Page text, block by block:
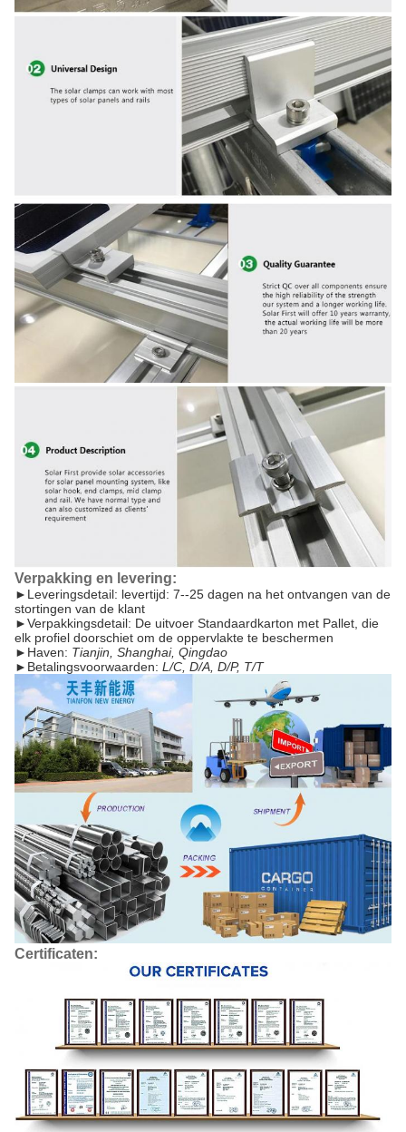
Verpakking en levering:
► Leveringsdetail: levertijd: 7--25 dagen na het ontvangen van de
stortingen van de klant
►Verpakkingsdetail: De uitvoer Standaardkarton met Pallet, die
elk profiel doorschiet om de oppervlakte te beschermen
► Haven: Tianjin, Shanghai, Qingdao
► Betalingsvoorwaarden: L/C, D/A, D/P, T/T
Certificaten: